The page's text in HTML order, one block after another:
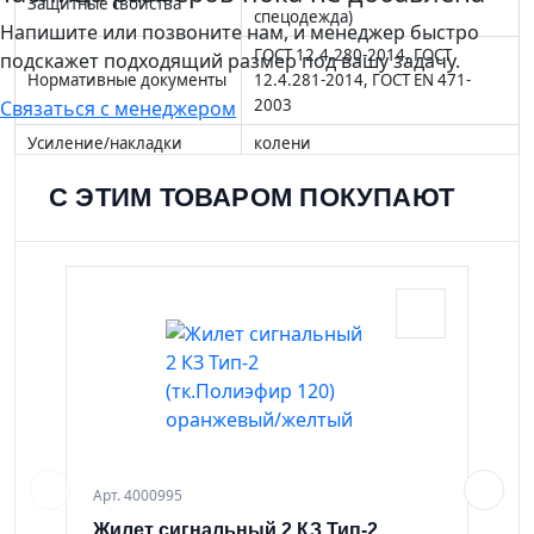
спецодежда)
Нормативные документы
ГОСТ 12.4.280-2014, ГОСТ
12.4.281-2014, ГОСТ EN 471-
2003
Усиление/накладки
колени
Особенности модели
увеличенная размерная сетка
смесовая, 240 г/м2 (35% хлопок,
65% полиэфир)
демисезон, лето
мужской
оранжевый, отделка тёмно-
Напишите или позвоните нам, и менеджер быстро
подскажет подходящий размер под вашу задачу.
Связаться с менеджером
С ЭТИМ ТОВАРОМ ПОКУПАЮТ
Арт. 4000995
Арт.